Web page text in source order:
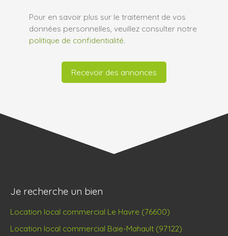
Pour en savoir plus sur le traitement de vos
données personnelles, veuillez consulter notre
politique de confidentialité.
Recevoir des annonces
Je recherche un bien
Location local commercial Le Havre (76600)
Location local commercial Baie-Mahault (97122)